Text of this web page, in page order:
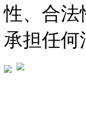
性、合法
承担任何